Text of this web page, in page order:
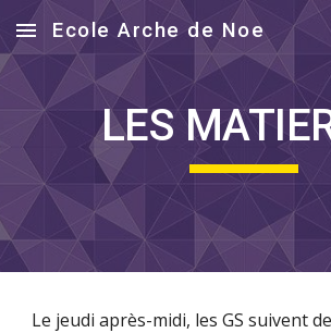
Skip to main content
Ecole Arche de Noe
LES
Le jeudi après-midi, les GS suivent